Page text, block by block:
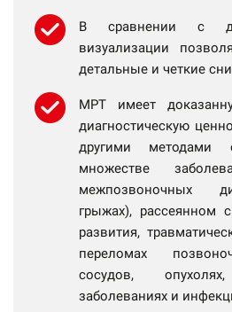
В сравнении с
визуализации
детальные и четкие
МРТ имеет
диагностическую
другими методами
множестве
межпозвоночных
грыжах), рассеянном
развития,
переломах
сосудов,
заболеваниях и